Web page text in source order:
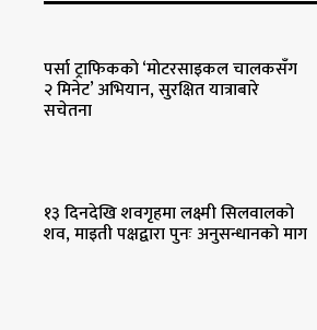
पर्सा ट्राफिककाे ‘माेटरसाइकल चालकसँग
२ मिनेट’ अभियान, सुरक्षित यात्राबारे
सचेतना
१३ दिनदेखि शवगृहमा लक्ष्मी सिलवालको
शव, माइती पक्षद्वारा पुनः अनुसन्धानको माग